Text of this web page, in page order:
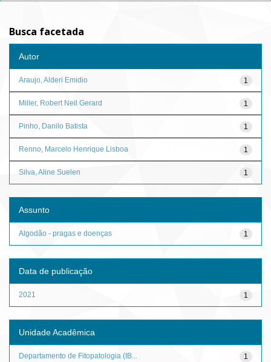
Busca facetada
Autor
1
Araujo, Alderi Emidio
1
Miller, Robert Neil Gerard
1
Pinho, Danilo Batista
1
Renno, Marcelo Henrique Lisboa
1
Silva, Aline Suelen
Assunto
1
Algodão - pragas e doenças
Data de publicação
1
2021
Unidade Acadêmica
1
Departamento de Fitopatologia (IB...